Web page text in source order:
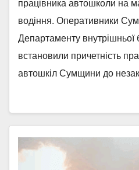
працівника автошколи на
водіння. Оперативники
Департаменту внутрішньої
встановили причетність
автошкіл Сумщини до